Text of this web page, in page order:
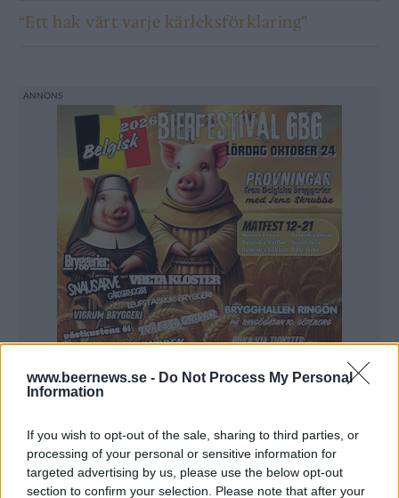
www.beernews.se - Do Not Process My Personal
Information
If you wish to opt-out of the sale, sharing to third parties, or
processing of your personal or sensitive information for
targeted advertising by us, please use the below opt-out
section to confirm your selection. Please note that after your
“Ett hak värt varje kärleksförklaring”
BRYGGERIER